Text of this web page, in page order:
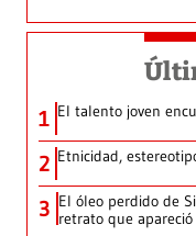
1 El talento joven
2 Etnicidad,
3 El óleo perdido de
retrato que